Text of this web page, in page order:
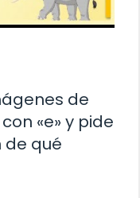
de
«e» y pide
de qué